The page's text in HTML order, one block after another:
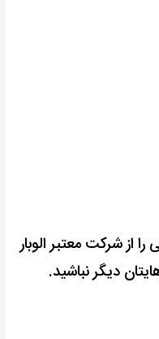
را از شرکت معتبر الوبار
دیگر نباشید.